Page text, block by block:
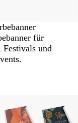
für
Festivals und